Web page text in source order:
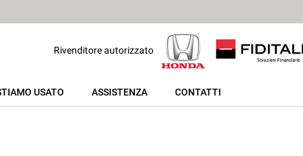
Rivenditore autorizzato
USATO ASSISTENZA CONTATTI